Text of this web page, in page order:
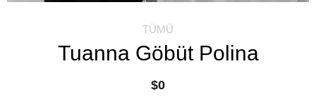
TÜMÜ
Tuanna Göbüt Polina
$0